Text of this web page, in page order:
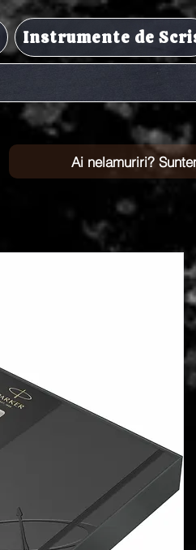
Instrumente de
Ai nelamuriri?